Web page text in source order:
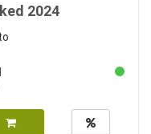
2024